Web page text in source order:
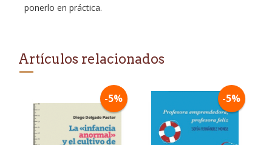
ponerlo en práctica.
Artículos relacionados
-5% -5%